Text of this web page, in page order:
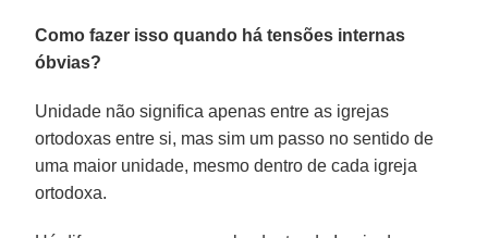
Como fazer isso quando há tensões internas
óbvias?
Unidade não significa apenas entre as igrejas
ortodoxas entre si, mas sim um passo no sentido de
uma maior unidade, mesmo dentro de cada igreja
ortodoxa.